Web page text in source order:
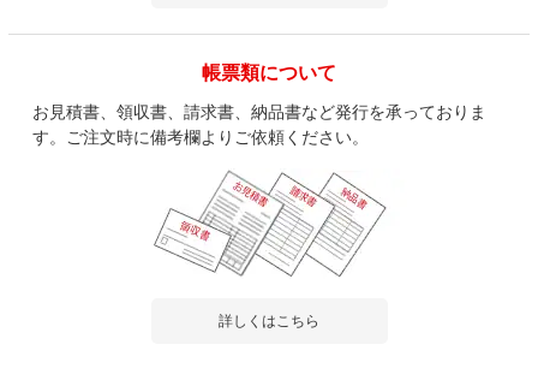
帳票類について
お見積書、領収書、請求書、納品書など発行を承っておりま
す。ご注文時に備考欄よりご依頼ください。
詳しくはこちら